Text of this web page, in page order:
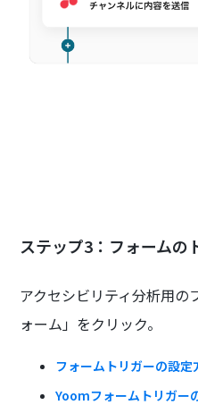
ステップ3：フォームの
アクセシビリティ分析用の
ォーム」をクリック。
フォームトリガーの設定
Yoomフォームトリガー